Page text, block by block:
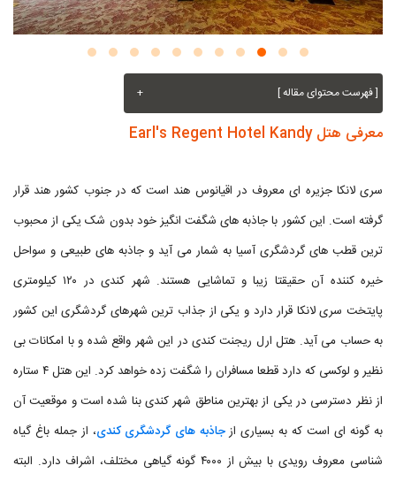
[ فهرست محتوای مقاله ] +
معرفی هتل Earl's Regent Hotel Kandy
سری لانکا جزیره ای معروف در اقیانوس هند است که در جنوب کشور هند قرار
گرفته است. این کشور با جاذبه های شگفت انگیز خود بدون شک یکی از محبوب
ترین قطب های گردشگری آسیا به شمار می آید و جاذبه های طبیعی و سواحل
خیره کننده آن حقیقتا زیبا و تماشایی هستند. شهر کندی در ۱۲۰ کیلومتری
پایتخت سری لانکا قرار دارد و یکی از جذاب ترین شهرهای گردشگری این کشور
به حساب می آید. هتل ارل ریجنت کندی در این شهر واقع شده و با امکانات بی
نظیر و لوکسی که دارد قطعا مسافران را شگفت زده خواهد کرد. این هتل ۴ ستاره
از نظر دسترسی در یکی از بهترین مناطق شهر کندی بنا شده است و موقعیت آن
به گونه ای است که به بسیاری ازجاذبه های گردشگری کندی، از جمله باغ گیاه
شناسی معروف رویدی با بیش از ۴۰۰۰ گونه گیاهی مختلف، اشراف دارد. البته